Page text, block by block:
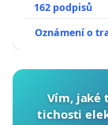
162 podpisů
Oznámení o
Vím, jaké
tichosti